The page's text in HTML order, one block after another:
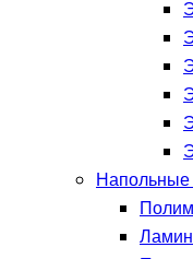
Напольные